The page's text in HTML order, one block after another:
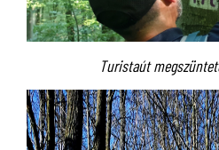
Turistaút